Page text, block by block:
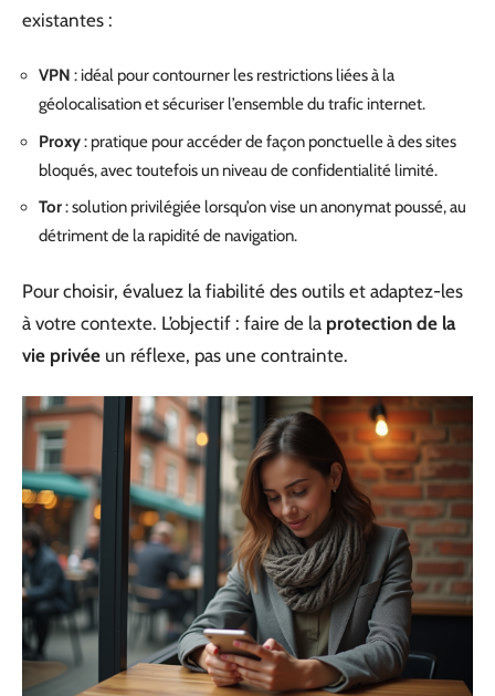
existantes :
VPN : idéal pour contourner les restrictions liées à la
géolocalisation et sécuriser l’ensemble du trafic internet.
Proxy: pratique pour accéder de façon ponctuelle à des sites
bloqués, avec toutefois un niveau de confidentialité limité.
Tor: solution privilégiée lorsqu’on vise un anonymat poussé, au
détriment de la rapidité de navigation.
Pour choisir, évaluez la fiabilité des outils et adaptez-les
à votre contexte. L’objectif : faire de la protection de la
vie privée un réflexe, pas une contrainte.